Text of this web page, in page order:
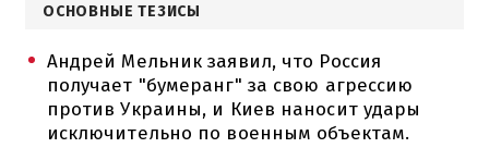
ОСНОВНЫЕ ТЕЗИСЫ
Андрей Мельник заявил, что Россия
получает "бумеранг" за свою агрессию
против Украины, и Киев наносит удары
исключительно по военным объектам.